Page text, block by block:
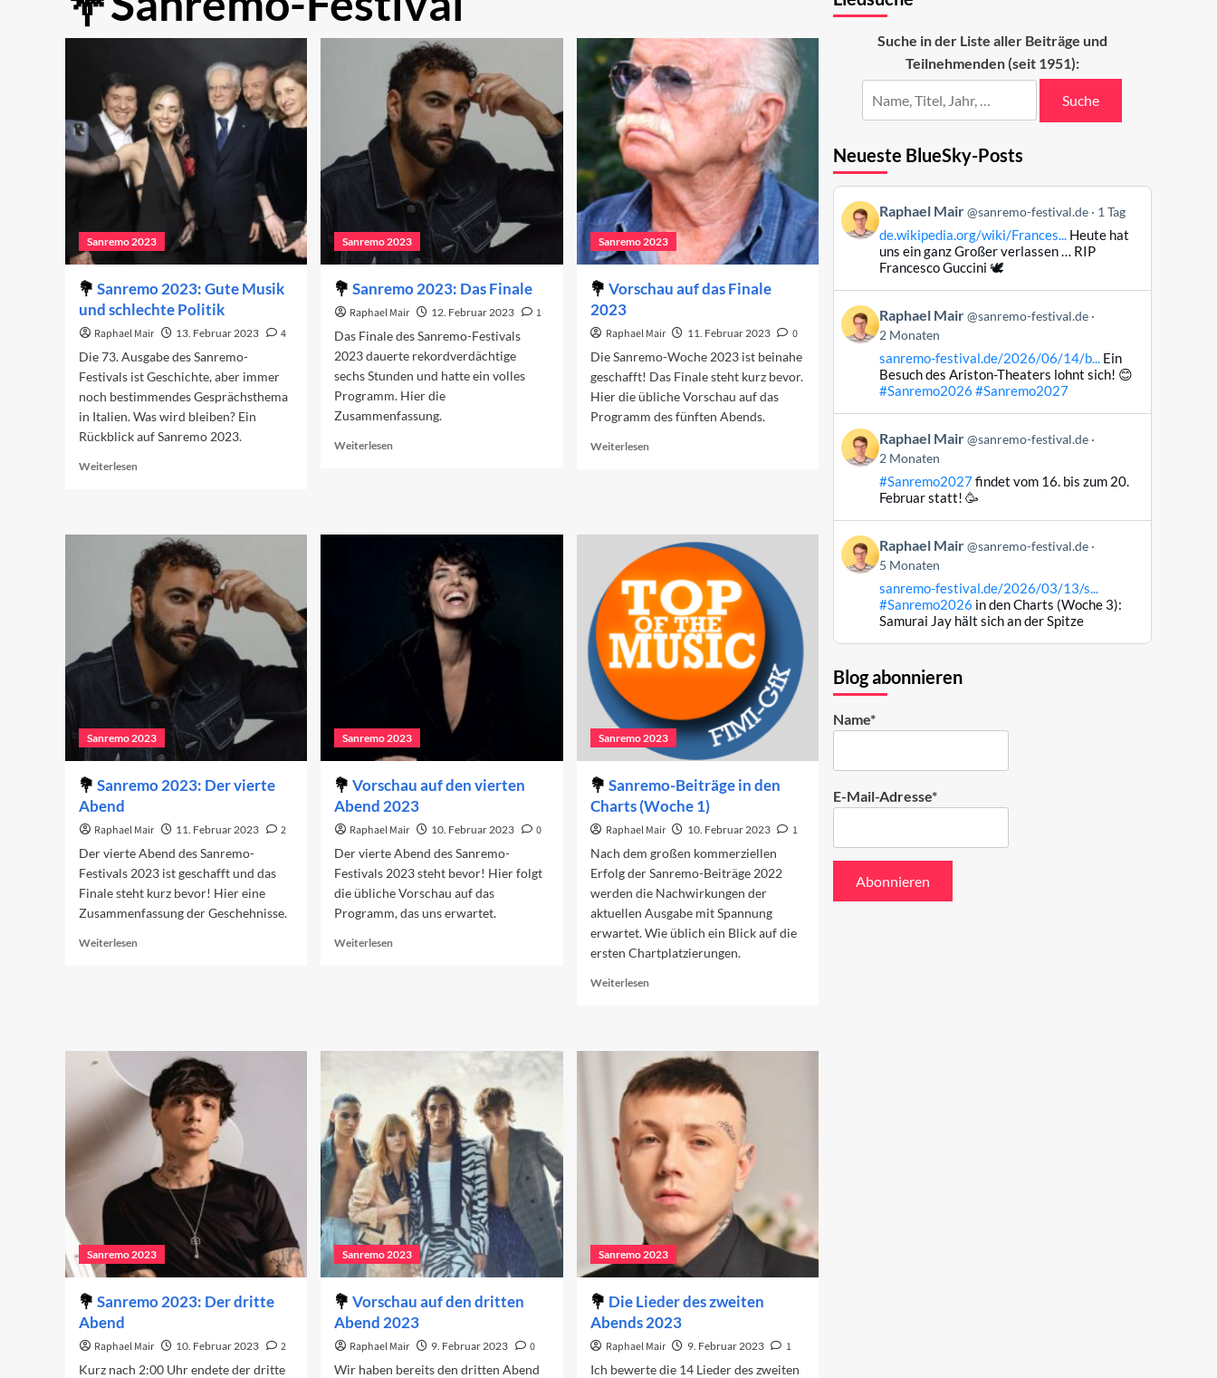
Sanremo 2023
Sanremo 2023: Gute Musik
und schlechte Politik
Raphael Mair 13. Februar 2023
4
Die 73. Ausgabe des Sanremo-
Festivals ist Geschichte, aber immer
noch bestimmendes Gesprächsthema
in Italien. Was wird bleiben? Ein
Rückblick auf Sanremo 2023.
Weiterlesen
2023:
Gute
Musik
und
schlechte
Politik
Sanremo 2023
Sanremo 2023: Das Finale
Raphael Mair 12. Februar 2023
1
Das Finale des Sanremo-Festivals
2023 dauerte rekordverdächtige
sechs Stunden und hatte ein volles
Programm. Hier die
Zusammenfassung.
Weiterlesen
Sanremo 2023
Vorschau auf das Finale
2023
Raphael Mair 11. Februar 2023
0
Die Sanremo-Woche 2023 ist beinahe
geschafft! Das Finale steht kurz bevor.
Hier die übliche Vorschau auf das
Programm des fünften Abends.
WeiterlesenRead
Finale
Sanremo 2023
Sanremo 2023: Der vierte
Abend
Raphael Mair 11. Februar 2023
2
Der vierte Abend des Sanremo-
Festivals 2023 ist geschafft und das
Finale steht kurz bevor! Hier eine
Zusammenfassung der Geschehnisse.
Weiterlesen
Sanremo 2023
Vorschau auf den vierten
Abend 2023
Raphael Mair 10. Februar 2023
0
Der vierte Abend des Sanremo-
Festivals 2023 steht bevor! Hier folgt
die übliche Vorschau auf das
Programm, das uns erwartet.
Weiterlesen
Sanremo 2023
Sanremo-Beiträge in den
Charts (Woche 1)
Raphael Mair 10. Februar 2023
1
Nach dem großen kommerziellen
Erfolg der Sanremo-Beiträge 2022
werden die Nachwirkungen der
aktuellen Ausgabe mit Spannung
erwartet. Wie üblich ein Blick auf die
ersten Chartplatzierungen.
WeiterlesenRead
Beiträge
in
den
Charts
(Woche
1)
Sanremo 2023
Sanremo 2023: Der dritte
Abend
Raphael Mair 10. Februar 2023
2
Kurz nach 2:00 Uhr endete der dritte
Sanremo 2023
Vorschau auf den dritten
Abend 2023
Raphael Mair 9. Februar 2023
0
Wir haben bereits den dritten Abend
Sanremo 2023
Die Lieder des zweiten
Abends 2023
Raphael Mair 9. Februar 2023
1
Ich bewerte die 14 Lieder des zweiten
Suche in der Liste aller Beiträge und
Teilnehmenden (seit 1951):
Suche
Neueste BlueSky-Posts
Beitrag
von
Raphael
ansehen
Raphael Mair @sanremo-festival.de 1 Tag
de.wikipedia.org/wiki/Frances...Heute hat
uns ein ganz Großer verlassen … RIP
Francesco Guccini 🕊️
Beitrag
von
Raphael
Raphael Mair @sanremo-festival.de
2 Monaten
sanremo-festival.de/2026/06/14/b...Ein
Besuch des Ariston-Theaters lohnt sich! 😊
#Sanremo2026 #Sanremo2027
Beitrag
von
Raphael
Bluesky
ansehen
Raphael Mair @sanremo-festival.de
2 Monaten
#Sanremo2027findet vom 16. bis zum 20.
Februar statt! 🥳
Beitrag
von
Raphael
Raphael Mair @sanremo-festival.de
5 Monaten
sanremo-festival.de/2026/03/13/s...
#Sanremo2026 in den Charts (Woche 3):
Samurai Jay hält sich an der Spitze
Blog abonnieren
Name*
E-Mail-Adresse*